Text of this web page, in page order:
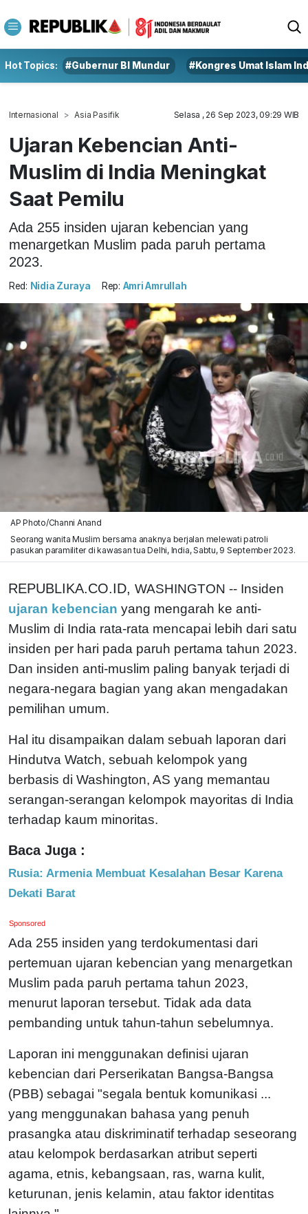
Hot Topics: #Gubernur BI Mundur #Kongres Umat Islam
Internasional Asia Pasifik Selasa , 26 Sep 2023, 09:29 WIB
Ujaran Kebencian Anti-
Muslim di India Meningkat
Saat Pemilu
Ada 255 insiden ujaran kebencian yang
menargetkan Muslim pada paruh pertama
2023.
Red: Nidia Zuraya Rep: Amri Amrullah
AP Photo/Channi Anand
Seorang wanita Muslim bersama anaknya berjalan melewati patroli
pasukan paramiliter di kawasan tua Delhi, India, Sabtu, 9 September 2023.
REPUBLIKA.CO.ID, WASHINGTON -- Insiden
ujaran kebencian yang mengarah ke anti-
Muslim di India rata-rata mencapai lebih dari satu
insiden per hari pada paruh pertama tahun 2023.
Dan insiden anti-muslim paling banyak terjadi di
negara-negara bagian yang akan mengadakan
pemilihan umum.
Hal itu disampaikan dalam sebuah laporan dari
Hindutva Watch, sebuah kelompok yang
berbasis di Washington, AS yang memantau
serangan-serangan kelompok mayoritas di India
terhadap kaum minoritas.
Baca Juga :
Rusia: Armenia Membuat Kesalahan Besar Karena
Dekati Barat
Sponsored
Ada 255 insiden yang terdokumentasi dari
pertemuan ujaran kebencian yang menargetkan
Muslim pada paruh pertama tahun 2023,
menurut laporan tersebut. Tidak ada data
pembanding untuk tahun-tahun sebelumnya.
Laporan ini menggunakan definisi ujaran
kebencian dari Perserikatan Bangsa-Bangsa
(PBB) sebagai "segala bentuk komunikasi ...
yang menggunakan bahasa yang penuh
prasangka atau diskriminatif terhadap seseorang
atau kelompok berdasarkan atribut seperti
agama, etnis, kebangsaan, ras, warna kulit,
keturunan, jenis kelamin, atau faktor identitas